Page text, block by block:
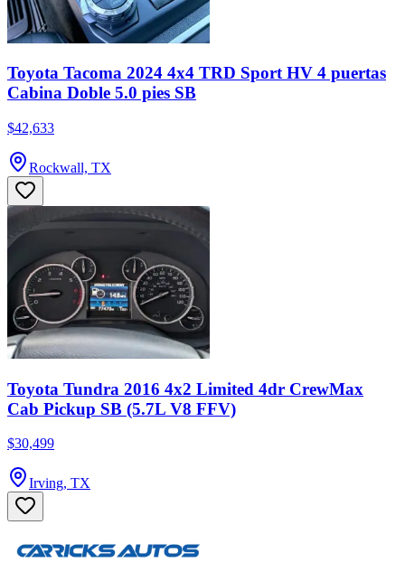
Toyota Tacoma 2024 4x4 TRD Sport HV 4 puertas
Cabina Doble 5.0 pies SB
$42,633
Rockwall, TX
Toyota Tundra 2016 4x2 Limited 4dr CrewMax
Cab Pickup SB (5.7L V8 FFV)
$30,499
Irving, TX